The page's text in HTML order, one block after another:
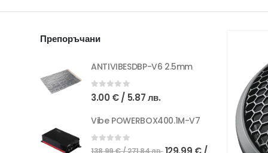
Препоръчани
ANTIVIBESDBP-V6 2.5mm
0out of 5
3.00 €/ 5.87 лв.
Vibe POWERBOX400.1M-V7
0out of 5
138.99€/ 271.84 лв.Original